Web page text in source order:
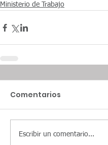
Ministerio de Trabajo
Comentarios
Escribir un comentario...